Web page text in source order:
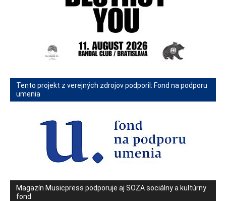
Tento projekt z verejných zdrojov podporil: Fond na podporu
umenia
Magazín Musicpress podporuje aj SOZA sociálny a kultúrny
fond